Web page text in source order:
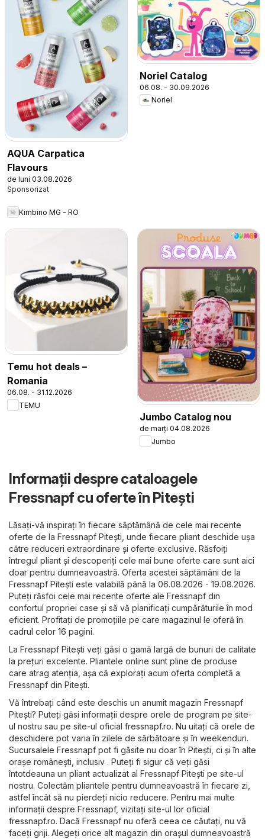
AQUA Carpatica
Flavours
de luni 03.08.2026
Kimbino MG - RO
Noriel Catalog
06.08. - 30.09.2026
Noriel
Temu hot deals –
Romania
06.08. - 31.12.2026
TEMU
Jumbo Catalog nou
de marți 04.08.2026
Jumbo
Informații despre cataloagele
Fressnapf cu oferte în Pitești
Lăsați-vă inspirați în fiecare săptămână de cele mai recente
oferte de la Fressnapf Pitești, unde fiecare pliant deschide ușa
către reduceri extraordinare și oferte exclusive. Răsfoiți
întregul pliant și descoperiți cele mai bune oferte care sunt aici
doar pentru dumneavoastră. Oferta acestei săptămâni de la
Fressnapf Pitești este valabilă până la 06.08.2026 - 19.08.2026.
Puteți răsfoi cele mai recente oferte ale Fressnapf din
confortul propriei case și să vă planificați cumpărăturile în mod
eficient. Profitați de promoțiile pe care magazinul le oferă în
cadrul celor 16 pagini.
La Fressnapf Pitești veți găsi o gamă largă de bunuri de calitate
la prețuri excelente. Pliantele online sunt pline de produse
care atrag atenția, așa că explorați acum oferta completă a
Fressnapf din Pitești.
Vă întrebați când este deschis un anumit magazin Fressnapf
Pitești? Puteți găsi informații despre orele de program pe site-
ul nostru sau pe site-ul oficial fressnapf.ro. Nu uitați că orele de
deschidere pot varia în zilele de sărbătoare și în weekenduri.
Sucursalele Fressnapf pot fi găsite nu doar în Pitești, ci și în alte
orașe românești, inclusiv . Puteți fi sigur că veți găsi
întotdeauna un pliant actualizat al Fressnapf Pitești pe site-ul
nostru. Colectăm pliantele pentru dumneavoastră în fiecare zi,
astfel încât să nu pierdeți nicio reducere. Pentru mai multe
informații despre Fressnapf, vizitați site-ul lor oficial
fressnapf.ro. Dacă Fressnapf nu oferă ceea ce căutați, nu vă
faceți griji. Alegeți orice alt magazin din orașul dumneavoastră